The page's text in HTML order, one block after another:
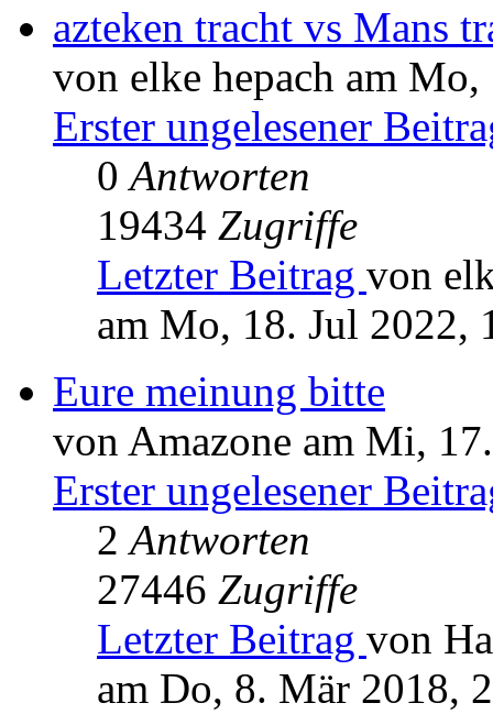
azteken tracht vs Mans
von elke hepach am
Erster ungelesener
0Antworten
19434 Zugriffe
Letzter Beitrag von
am Mo, 18. Jul 2022,
Eure meinung bitte
von Amazone am Mi,
Erster ungelesener
2Antworten
27446 Zugriffe
Letzter Beitrag von
am Do, 8. Mär 2018,